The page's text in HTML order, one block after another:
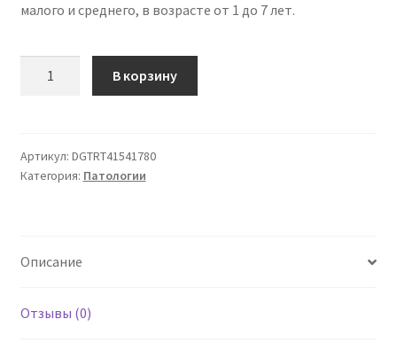
малого и среднего, в возрасте от 1 до 7 лет.
Canine
Adult
7
В корзину
Артикул: DGTRT41541780
Категория: Патологии
Описание
Отзывы (0)